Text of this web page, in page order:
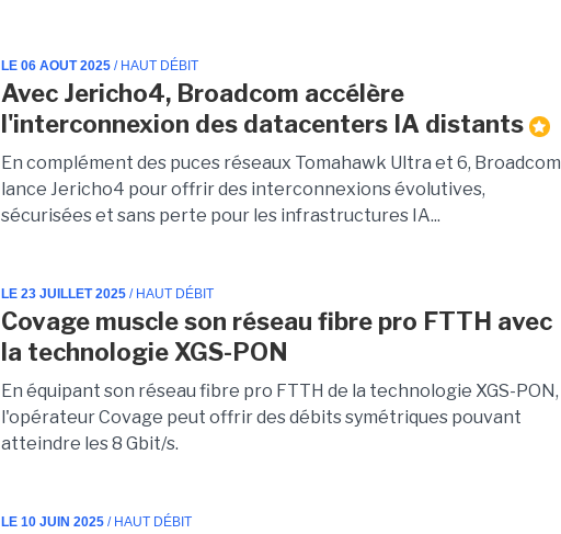
LE 06 AOUT 2025 / HAUT DÉBIT
Avec Jericho4, Broadcom accélère
l'interconnexion des datacenters IA distants
En complément des puces réseaux Tomahawk Ultra et 6, Broadcom
lance Jericho4 pour offrir des interconnexions évolutives,
sécurisées et sans perte pour les infrastructures IA...
LE 23 JUILLET 2025 / HAUT DÉBIT
Covage muscle son réseau fibre pro FTTH avec
la technologie XGS-PON
En équipant son réseau fibre pro FTTH de la technologie XGS-PON,
l'opérateur Covage peut offrir des débits symétriques pouvant
atteindre les 8 Gbit/s.
LE 10 JUIN 2025 / HAUT DÉBIT